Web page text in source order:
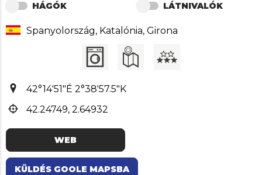
HÁGÓK LÁTNIVALÓK
Spanyolország, Katalónia, Girona
42°14'51"É 2°38'57.5"K
42.24749, 2.64932
WEB
KÜLDÉS GOOLE MAPSBA